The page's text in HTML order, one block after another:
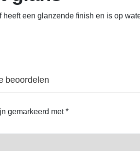
een glanzende finish en is op
beoordelen
gemarkeerd met*